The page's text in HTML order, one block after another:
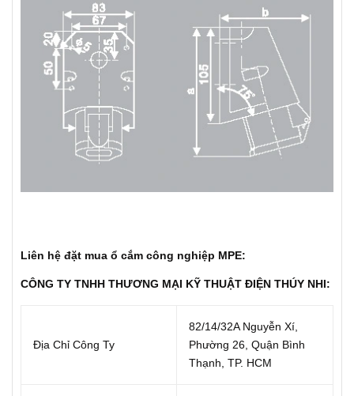
Liên hệ đặt mua ổ cắm công nghiệp MPE:
CÔNG TY TNHH THƯƠNG MẠI KỸ THUẬT ĐIỆN THÚY NHI:
Địa Chỉ Công Ty
82/14/32A Nguyễn Xí,
Phường 26, Quận Bình
Thạnh, TP. HCM